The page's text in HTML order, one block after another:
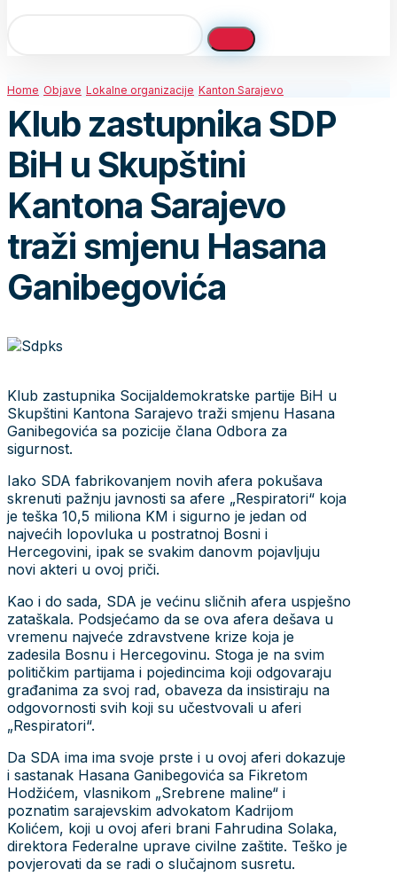
Home Objave Lokalne organizacije Kanton Sarajevo
Klub zastupnika SDP
BiH u Skupštini
Kantona Sarajevo
traži smjenu Hasana
Ganibegovića
Klub zastupnika Socijaldemokratske partije BiH u
Skupštini Kantona Sarajevo traži smjenu Hasana
Ganibegovića sa pozicije člana Odbora za
sigurnost.
Iako SDA fabrikovanjem novih afera pokušava
skrenuti pažnju javnosti sa afere „Respiratori“ koja
je teška 10,5 miliona KM i sigurno je jedan od
najvećih lopovluka u postratnoj Bosni i
Hercegovini, ipak se svakim danovm pojavljuju
novi akteri u ovoj priči.
Kao i do sada, SDA je većinu sličnih afera uspješno
zataškala. Podsjećamo da se ova afera dešava u
vremenu najveće zdravstvene krize koja je
zadesila Bosnu i Hercegovinu. Stoga je na svim
političkim partijama i pojedincima koji odgovaraju
građanima za svoj rad, obaveza da insistiraju na
odgovornosti svih koji su učestvovali u aferi
„Respiratori“.
Da SDA ima ima svoje prste i u ovoj aferi dokazuje
i sastanak Hasana Ganibegovića sa Fikretom
Hodžićem, vlasnikom „Srebrene maline“ i
poznatim sarajevskim advokatom Kadrijom
Kolićem, koji u ovoj aferi brani Fahrudina Solaka,
direktora Federalne uprave civilne zaštite. Teško je
povjerovati da se radi o slučajnom susretu.